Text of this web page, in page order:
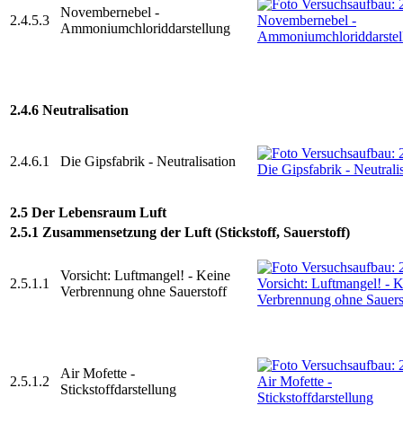
2.4.5.3
Novembernebel -
Ammoniumchloriddarstellung
2.4.6 Neutralisation
2.4.6.1 Die Gipsfabrik - Neutralisation
2.5 Der Lebensraum Luft
2.5.1 Zusammensetzung der Luft (Stickstoff, Sauerstoff)
2.5.1.1
Vorsicht: Luftmangel! - Keine
Verbrennung ohne Sauerstoff
2.5.1.2
Air Mofette -
Stickstoffdarstellung